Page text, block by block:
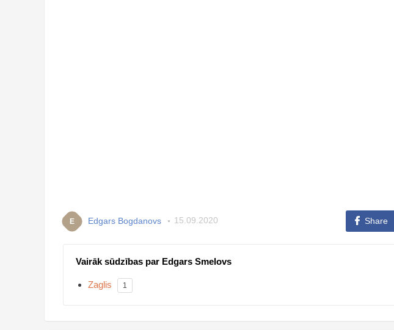
E Edgars Bogdanovs 15.09.2020 Share
Vairāk sūdzības par Edgars Smelovs
Zaglis 1